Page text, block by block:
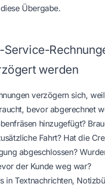
Übergabe.
Service-
werden
verzögern sich,
bevor abgerechnet
hinzugefügt?
Fahrt? Hat die
abgeschlossen?
der Kunde weg war?
in Textnachrichten,